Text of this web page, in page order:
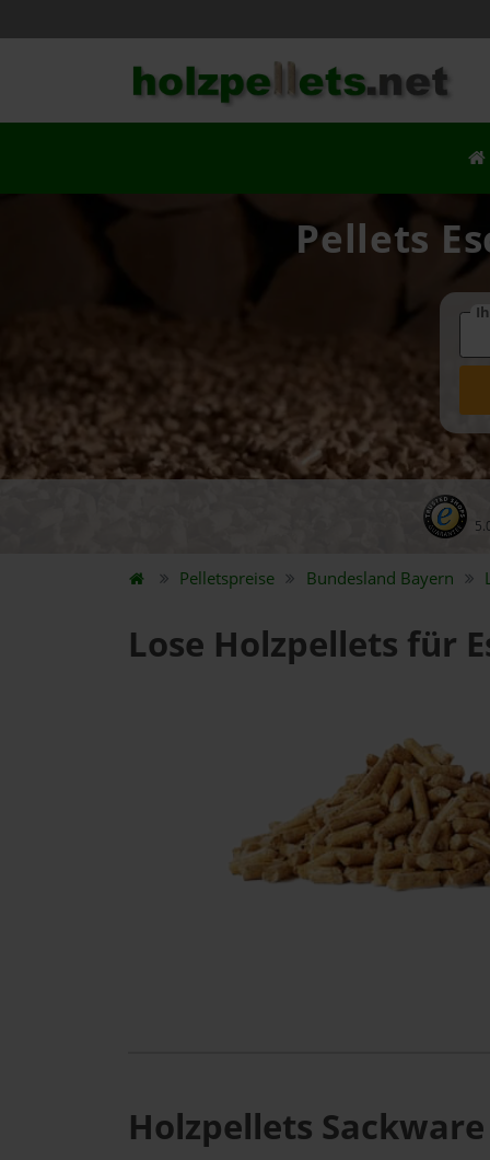
Pellets
Pelletspreise Bundesland Bayern
Lose Holzpellets für
Holzpellets